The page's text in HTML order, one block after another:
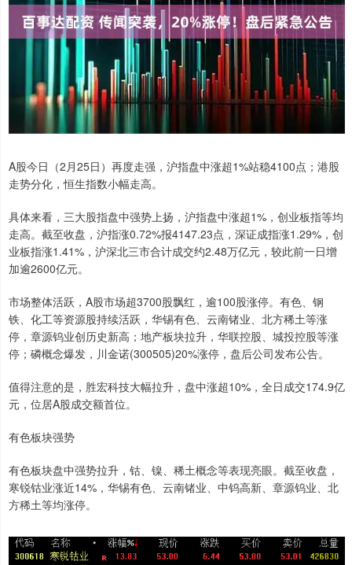
A股今日（2月25日）再度走强，沪指盘中涨超1%站稳4100点；港股
走势分化，恒生指数小幅走高。
具体来看，三大股指盘中强势上扬，沪指盘中涨超1%，创业板指等均
走高。截至收盘，沪指涨0.72%报4147.23点，深证成指涨1.29%，创
业板指涨1.41%，沪深北三市合计成交约2.48万亿元，较此前一日增
加逾2600亿元。
市场整体活跃，A股市场超3700股飘红，逾100股涨停。有色、钢
铁、化工等资源股持续活跃，华锡有色、云南锗业、北方稀土等涨
停，章源钨业创历史新高；地产板块拉升，华联控股、城投控股等涨
停；磷概念爆发，川金诺(300505)20%涨停，盘后公司发布公告。
值得注意的是，胜宏科技大幅拉升，盘中涨超10%，全日成交174.9亿
元，位居A股成交额首位。
有色板块强势
有色板块盘中强势拉升，钴、镍、稀土概念等表现亮眼。截至收盘，
寒锐钴业涨近14%，华锡有色、云南锗业、中钨高新、章源钨业、北
方稀土等均涨停。